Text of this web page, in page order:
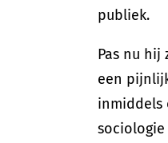
publiek.
Pas nu
een
inmiddels